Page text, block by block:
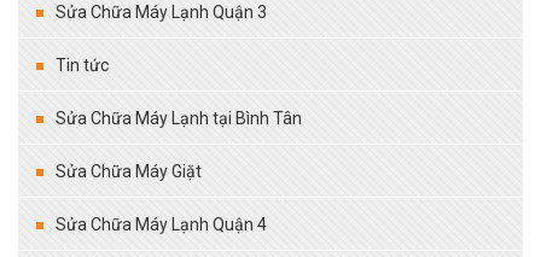
Sửa Chữa Máy Lạnh Quận 3
Tin tức
Sửa Chữa Máy Lạnh tại Bình Tân
Sửa Chữa Máy Giặt
Sửa Chữa Máy Lạnh Quận 4